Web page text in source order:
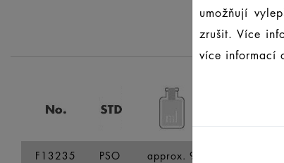
F13235 PSO approx. 9
umožňují
zrušit. Více
více informací